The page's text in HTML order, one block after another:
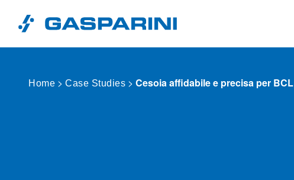
Home > Case Studies > Cesoia affidabile e precisa per BCL